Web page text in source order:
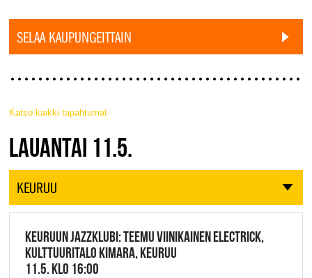
SELAA KAUPUNGEITTAIN
Katso kaikki tapahtumat
JAZZ FINLAND LIVE
LAUANTAI 11.5.
KEURUU
KEURUUN JAZZKLUBI: TEEMU VIINIKAINEN ELECTRICK,
KULTTUURITALO KIMARA, KEURUU
11.5. KLO 16:00